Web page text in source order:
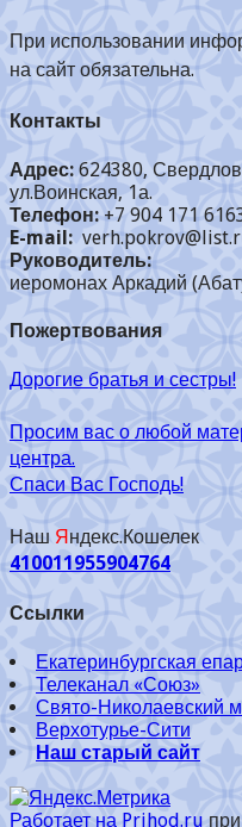
При использовании
на сайт обязательна.
Контакты
Адрес: 624380,
ул.Воинская, 1а.
Телефон: +7 904 171
E-mail:
Руководитель:
иеромонах Аркадий
Пожертвования
Дорогие братья и сестры!
Просим вас о любой
центра.
Спаси Вас Господь!
Наш Яндекс.Кошелек
410011955904764
Ссылки
Екатеринбургская
Телеканал «Союз»
Свято-Николаевский
Верхотурье-Сити
Наш старый сайт
Работает на Prihod.ru